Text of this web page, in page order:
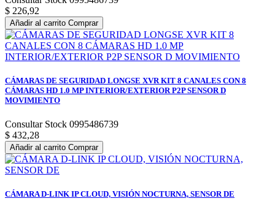
$ 226,92
Añadir al carrito Comprar
CÁMARAS DE SEGURIDAD LONGSE XVR KIT 8 CANALES CON 8
CÁMARAS HD 1.0 MP INTERIOR/EXTERIOR P2P SENSOR D
MOVIMIENTO
Consultar Stock 0995486739
$ 432,28
Añadir al carrito Comprar
CÁMARA D-LINK IP CLOUD, VISIÓN NOCTURNA, SENSOR DE